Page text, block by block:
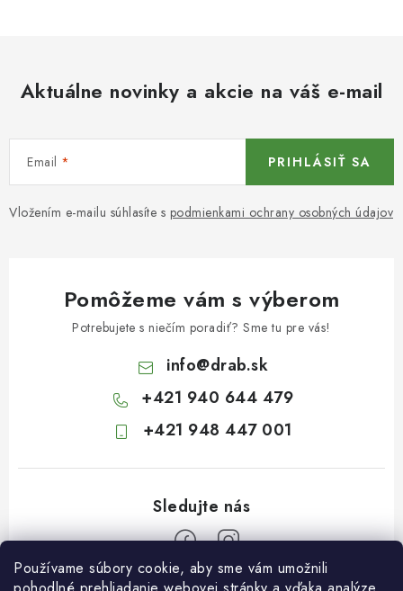
Používame súbory cookie, aby sme vám umožnili
Aktuálne novinky a akcie na váš e-mail
Email
Vložením e-mailu súhlasíte s podmienkami ochrany osobných údajov
PRIHLÁSIŤ SA
Pomôžeme vám s výberom
Potrebujete s niečím poradiť? Sme tu pre vás!
info@drab.sk
+421 940 644 479
+421 948 447 001